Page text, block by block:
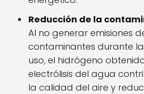
Reducción de la
Al no generar emisiones
contaminantes durante
uso, el hidrógeno
electrólisis del agua
la calidad del aire y